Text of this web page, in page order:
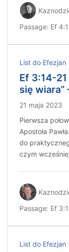
Passage: Ef
List do Efezjan
Ef 3:14-
się wiara”
21 maja 2023
Pierwsza
Apostoła
do
czym
Passage: Ef
List do Efezjan